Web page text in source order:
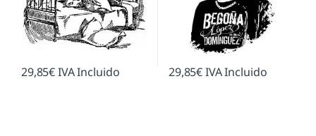
29,85€IVA Incluido 29,85€IVA Incluido